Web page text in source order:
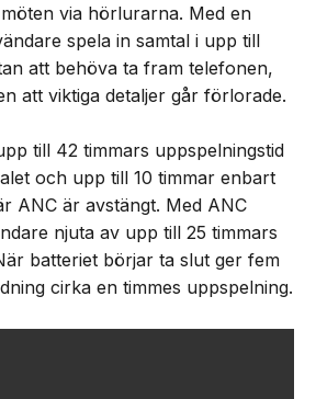
via hörlurarna. Med en
spela in samtal i upp till
att behöva ta fram telefonen,
att viktiga detaljer går förlorade.
till 42 timmars uppspelningstid
och upp till 10 timmar enbart
ANC är avstängt. Med ANC
njuta av upp till 25 timmars
batteriet börjar ta slut ger fem
cirka en timmes uppspelning.